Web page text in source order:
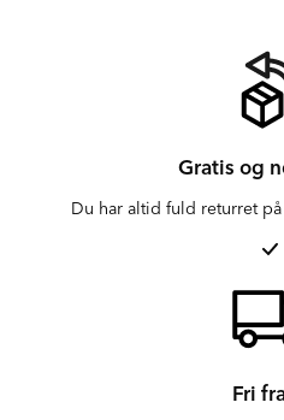
Gratis og
Du har altid fuld returret
Fri